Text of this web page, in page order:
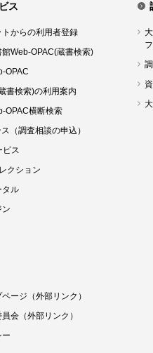
ス
トからの利用者登録
Web-OPAC(蔵書検索)
OPAC
書検索)の利用案内
OPAC横断検索
（調査相談の申込）
ビス
クション
タル
ン
ージ（外部リンク）
会（外部リンク）
ー